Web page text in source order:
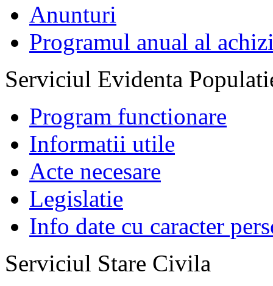
Anunturi
Programul anual al
Serviciul Evidenta
Program functionare
Informatii utile
Acte necesare
Legislatie
Info date cu caracter
Serviciul Stare Civila